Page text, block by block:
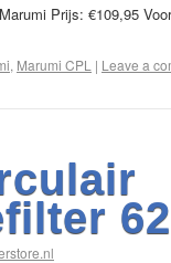
Prijs: €109,95
, Marumi CPL | Leave a